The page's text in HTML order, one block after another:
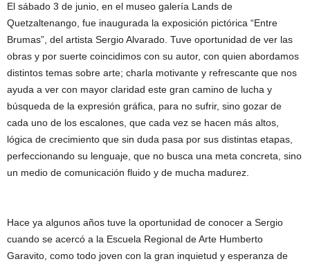
El sábado 3 de junio, en el museo galería Lands de
Quetzaltenango, fue inaugurada la exposición pictórica “Entre
Brumas”, del artista Sergio Alvarado. Tuve oportunidad de ver las
obras y por suerte coincidimos con su autor, con quien abordamos
distintos temas sobre arte; charla motivante y refrescante que nos
ayuda a ver con mayor claridad este gran camino de lucha y
búsqueda de la expresión gráfica, para no sufrir, sino gozar de
cada uno de los escalones, que cada vez se hacen más altos,
lógica de crecimiento que sin duda pasa por sus distintas etapas,
perfeccionando su lenguaje, que no busca una meta concreta, sino
un medio de comunicación fluido y de mucha madurez.
Hace ya algunos años tuve la oportunidad de conocer a Sergio
cuando se acercó a la Escuela Regional de Arte Humberto
Garavito, como todo joven con la gran inquietud y esperanza de